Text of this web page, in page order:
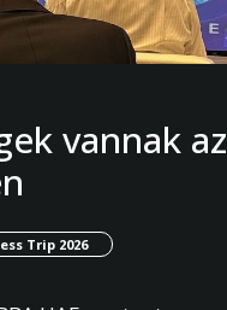
vannak az
Trip 2026